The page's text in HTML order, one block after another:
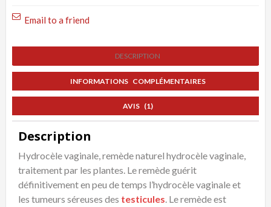
Email to a friend
DESCRIPTION
INFORMATIONS COMPLÉMENTAIRES
AVIS (1)
Description
Hydrocèle vaginale, remède naturel hydrocèle vaginale,
traitement par les plantes. Le remède guérit
définitivement en peu de temps l’hydrocèle vaginale et
les tumeurs séreuses des testicules. Le remède est